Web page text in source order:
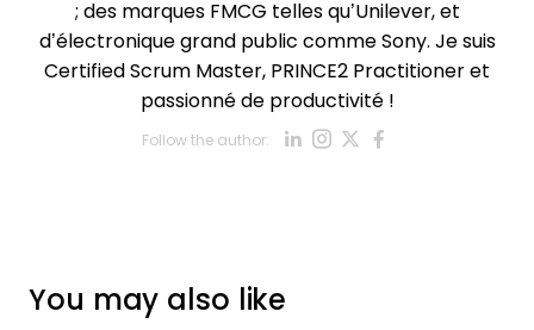
; des marques FMCG telles qu’Unilever, et
d’électronique grand public comme Sony. Je suis
Certified Scrum Master, PRINCE2 Practitioner et
passionné de productivité !
Follow the author: Opens new
Opens new
Opens new
Opens
You may also like